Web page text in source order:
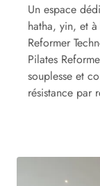
Un espace
hatha, yin, et
Reformer
Pilates
souplesse et
résistance par